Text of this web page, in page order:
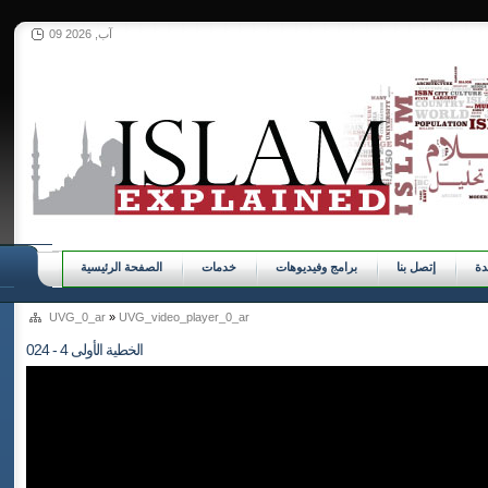
09 آب, 2026
الصفحة الرئيسية خدمات برامج وفيديوهات إتصل بنا
UVG_0_ar » UVG_video_player_0_ar
024 - الخطية الأولى 4